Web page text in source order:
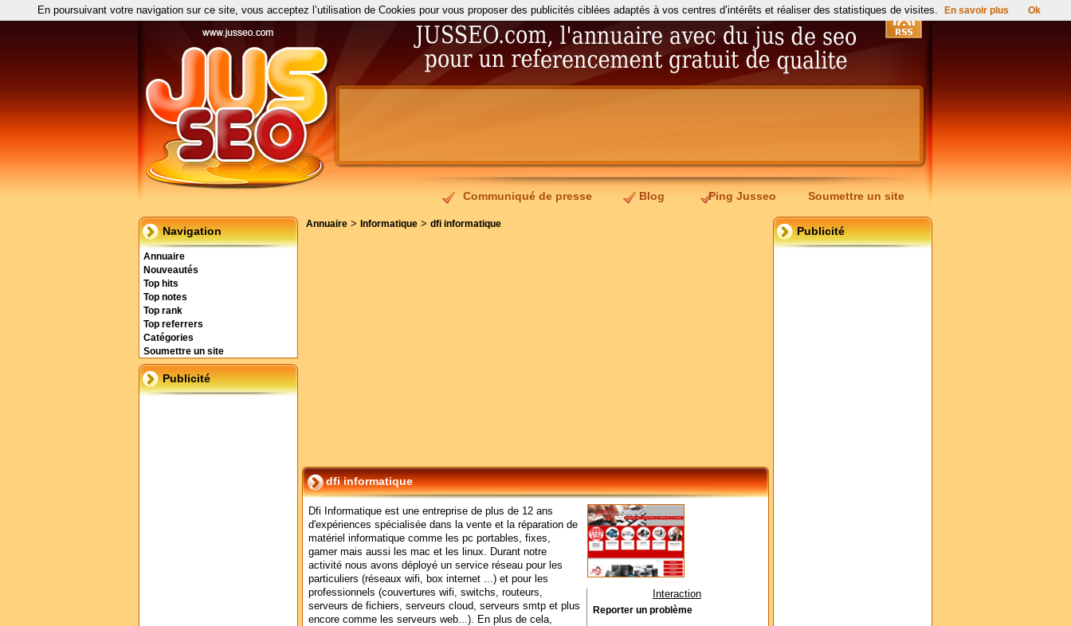
Communiqué de presse Blog Ping Jusseo Soumettre un site
Navigation
Annuaire
Nouveautés
Top hits
Top notes
Top rank
Top referrers
Catégories
Soumettre un site
Publicité
Publicité
Annuaire > Informatique > dfi informatique
dfi informatique
Dfi Informatique est une entreprise de plus de 12 ans
d'expériences spécialisée dans la vente et la réparation de
matériel informatique comme les pc portables, fixes,
gamer mais aussi les mac et les linux. Durant notre
activité nous avons déployé un service réseau pour les
particuliers (réseaux wifi, box internet ...) et pour les
professionnels (couvertures wifi, switchs, routeurs,
serveurs de fichiers, serveurs cloud, serveurs smtp et plus
encore comme les serveurs web...). En plus de cela,
Interaction
Reporter un problème
En poursuivant votre navigation sur ce site, vous acceptez l’utilisation de Cookies pour vous proposer des publicités ciblées adaptés à vos centres d’intérêts et réaliser des statistiques de visites. En savoir plus Ok